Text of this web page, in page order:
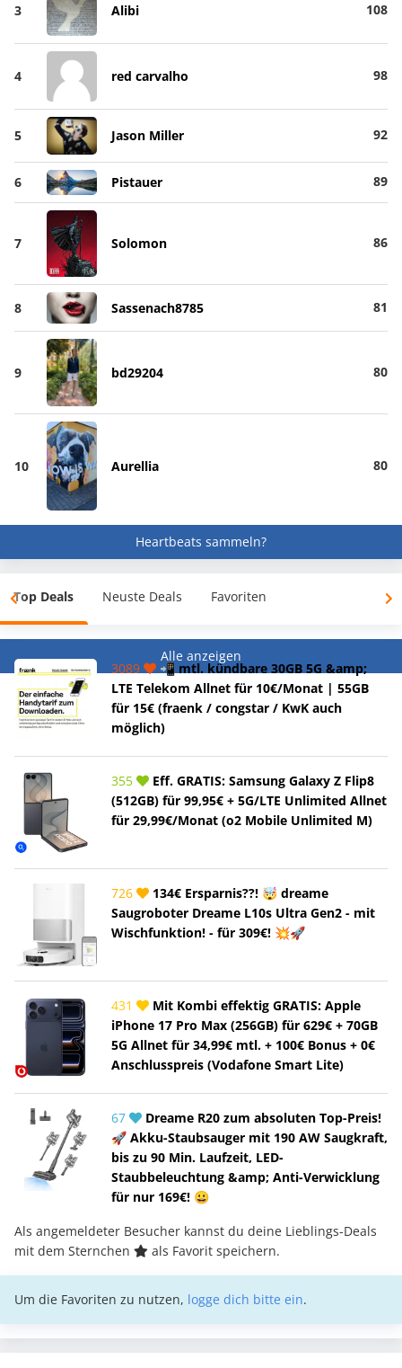
3 Alibi 108
4 red carvalho 98
5 Jason Miller 92
6 Pistauer 89
7 Solomon 86
8 Sassenach8785 81
9 bd29204 80
10 Aurellia 80
Heartbeats sammeln?
Top Deals Neuste Deals Favoriten
Alle anzeigen
3089
📲 mtl. kündbare 30GB 5G &amp;
LTE Telekom Allnet für 10€/Monat | 55GB
für 15€ (fraenk / congstar / KwK auch
möglich)
355
Eff. GRATIS: Samsung Galaxy Z Flip8
(512GB) für 99,95€ + 5G/LTE Unlimited Allnet
für 29,99€/Monat (o2 Mobile Unlimited M)
726
134€ Ersparnis??! 🤯 dreame
Saugroboter Dreame L10s Ultra Gen2 - mit
Wischfunktion! - für 309€! 💥🚀
431
Mit Kombi effektig GRATIS: Apple
iPhone 17 Pro Max (256GB) für 629€ + 70GB
5G Allnet für 34,99€ mtl. + 100€ Bonus + 0€
Anschlusspreis (Vodafone Smart Lite)
67
Dreame R20 zum absoluten Top-Preis!
🚀 Akku-Staubsauger mit 190 AW Saugkraft,
bis zu 90 Min. Laufzeit, LED-
Staubbeleuchtung &amp; Anti-Verwicklung
für nur 169€! 😀
Als angemeldeter Besucher kannst du deine Lieblings-Deals
mit dem Sternchen
als Favorit speichern.
Um die Favoriten zu nutzen, logge dich bitte ein.